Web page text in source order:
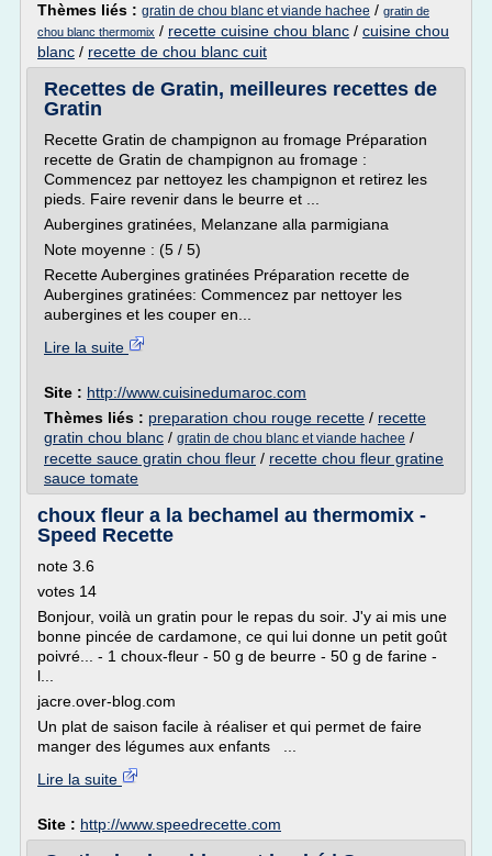
Thèmes liés : gratin de chou blanc et viande hachee / gratin de
chou blanc thermomix / recette cuisine chou blanc / cuisine chou
blanc / recette de chou blanc cuit
Recettes de Gratin, meilleures recettes de
Gratin
Recette Gratin de champignon au fromage Préparation
recette de Gratin de champignon au fromage :
Commencez par nettoyez les champignon et retirez les
pieds. Faire revenir dans le beurre et ...
Aubergines gratinées, Melanzane alla parmigiana
Note moyenne : (5 / 5)
Recette Aubergines gratinées Préparation recette de
Aubergines gratinées: Commencez par nettoyer les
aubergines et les couper en...
Lire la suite
Site : http://www.cuisinedumaroc.com
Thèmes liés : preparation chou rouge recette / recette
gratin chou blanc / gratin de chou blanc et viande hachee /
recette sauce gratin chou fleur / recette chou fleur gratine
sauce tomate
choux fleur a la bechamel au thermomix -
Speed Recette
note 3.6
votes 14
Bonjour, voilà un gratin pour le repas du soir. J'y ai mis une
bonne pincée de cardamone, ce qui lui donne un petit goût
poivré... - 1 choux-fleur - 50 g de beurre - 50 g de farine -
l...
jacre.over-blog.com
Un plat de saison facile à réaliser et qui permet de faire
manger des légumes aux enfants ...
Lire la suite
Site : http://www.speedrecette.com